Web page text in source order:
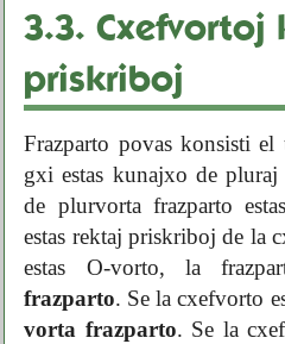
3.3. Cxefvortoj
priskriboj
Frazparto povas konsisti
gxi estas kunajxo de
de plurvorta frazparto
estas rektaj priskriboj de la
estas O-vorto, la
frazparto. Se la cxefvorto
vorta frazparto. Se la